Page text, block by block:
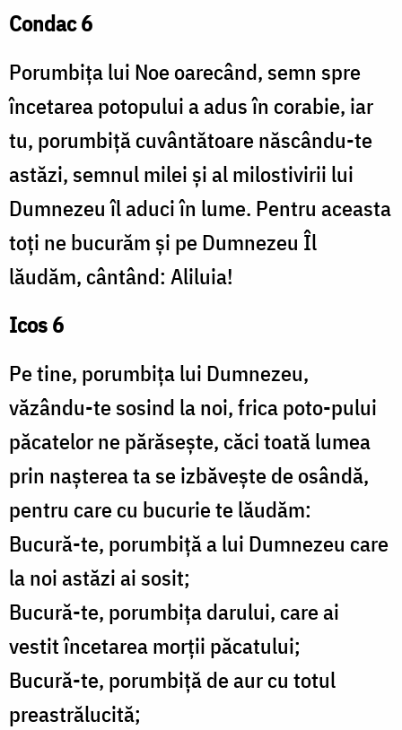
Condac 6
Porumbița lui Noe oarecând, semn spre
încetarea potopului a adus în corabie, iar
tu, porumbiță cuvântătoare născându-te
astăzi, semnul milei și al milostivirii lui
Dumnezeu îl aduci în lume. Pentru aceasta
toți ne bucurăm și pe Dumnezeu Îl
lăudăm, cântând: Aliluia!
Icos 6
Pe tine, porumbița lui Dumnezeu,
văzându-te sosind la noi, frica poto-pului
păcatelor ne părăsește, căci toată lumea
prin nașterea ta se izbăvește de osândă,
pentru care cu bucurie te lăudăm:
Bucură-te, porumbiță a lui Dumnezeu care
la noi astăzi ai sosit;
Bucură-te, porumbița darului, care ai
vestit încetarea morții păcatului;
Bucură-te, porumbiță de aur cu totul
preastrălucită;